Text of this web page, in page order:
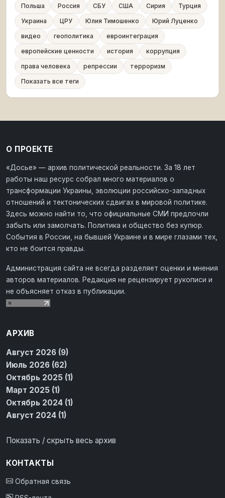
Польша
Россия СБУ США Сирия
Турция
Украина
ЦРУ Юлия Тимошенко
Юрий Луценко
видео
геополитика
евроинтеграция
европейские ценности
история
коррупция
права человека
репрессии
терроризм
Показать все теги
О ПРОЕКТЕ
«Досье» — архив политической реальности. За 18 лет
работы наш ресурс собрал много материалов о
трансформации Украины, эволюции российско-западных
отношений и тектонических сдвигах в мировой политике.
Здесь можно найти то, что официальные СМИ предпочли
забыть или замолчать. Политика и общество без купюр.
События в России, на бывшей Украине и в мире глазами тех,
кто не боится правды.
Администрация сайта не всегда разделяет оценки и мнения
авторов материалов. Редакция не рецензирует рукописи и
не объясняет отказ в публикации.
АРХИВ
Август 2026 (9)
Июль 2026 (62)
Октябрь 2025 (1)
Март 2025 (1)
Октябрь 2024 (1)
Август 2024 (1)
Показать / скрыть весь архив
КОНТАКТЫ
Обратная связь